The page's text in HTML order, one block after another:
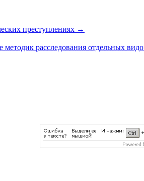
преступлениях →
расследования отдельных